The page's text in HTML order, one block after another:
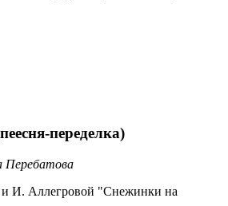
переделка)
Перебатова
И. Аллегровой "Снежинки на